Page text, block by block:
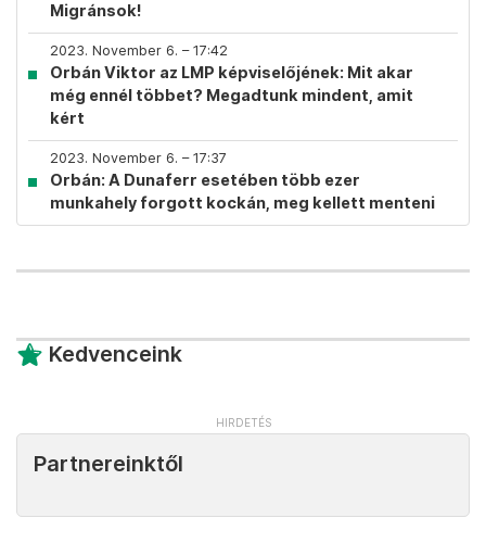
Migránsok!
2023. November 6. – 17:42
Orbán Viktor az LMP képviselőjének: Mit akar
még ennél többet? Megadtunk mindent, amit
kért
2023. November 6. – 17:37
Orbán: A Dunaferr esetében több ezer
munkahely forgott kockán, meg kellett menteni
Kedvenceink
Partnereinktől